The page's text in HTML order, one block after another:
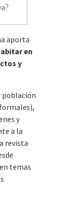
aporta
en
y
población
y
a la
revista
temas